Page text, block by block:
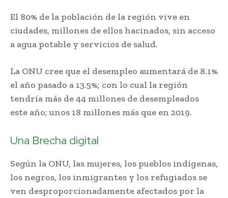
El 80% de la población de la región vive en
ciudades, millones de ellos hacinados, sin acceso
a agua potable y servicios de salud.
La ONU cree que el desempleo aumentará de 8.1%
el año pasado a 13.5%; con lo cual la región
tendría más de 44 millones de desempleados
este año; unos 18 millones más que en 2019.
Una Brecha digital
Según la ONU, las mujeres, los pueblos indígenas,
los negros, los inmigrantes y los refugiados se
ven desproporcionadamente afectados por la